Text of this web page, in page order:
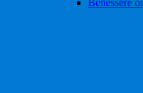
Benessere